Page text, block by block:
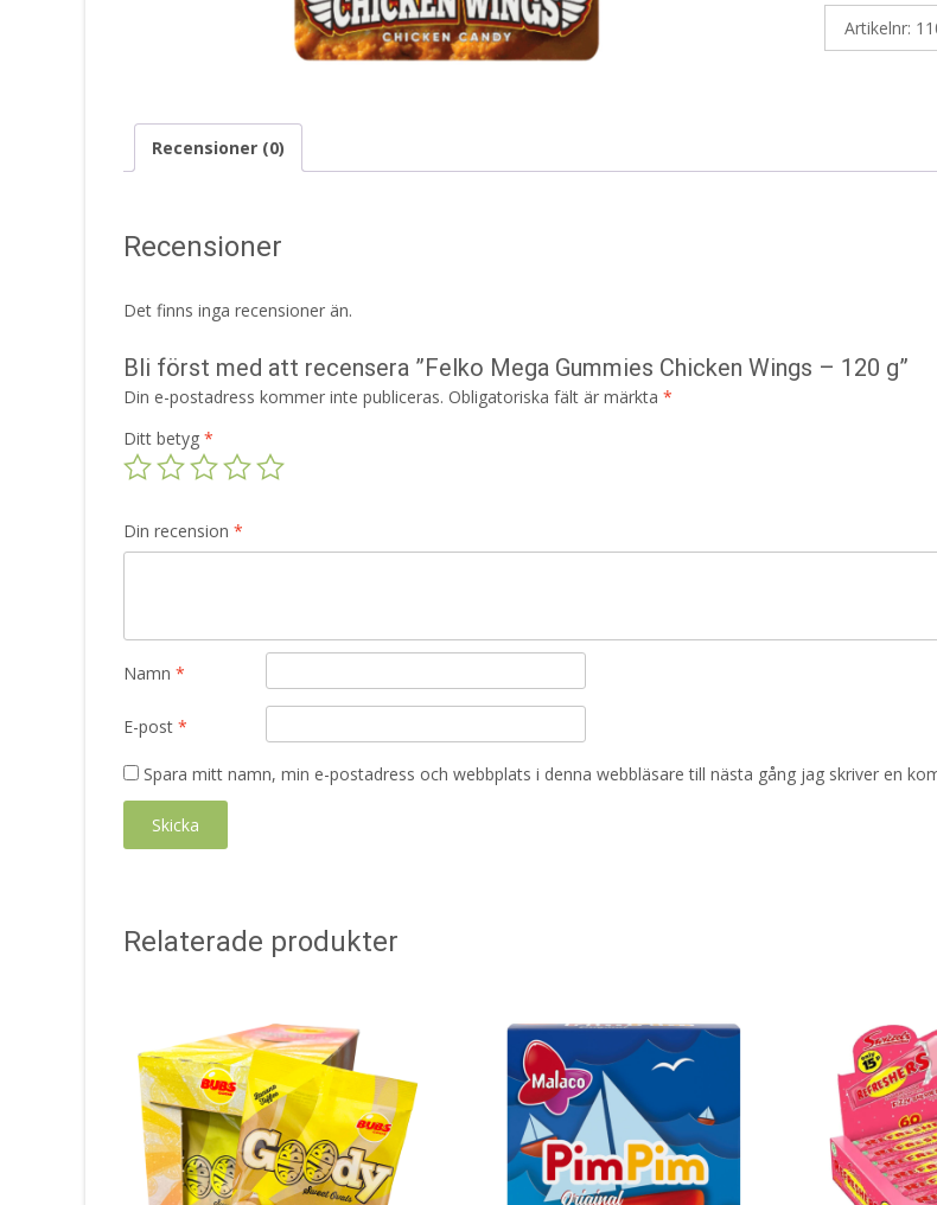
Artikelnr:
Recensioner (0)
Recensioner
Det finns inga recensioner än.
Bli först med att recensera ”Felko Mega Gummies Chicken Wings – 120 g”
Din e-postadress kommer inte publiceras. Obligatoriska fält är märkta *
Ditt betyg *
Din recension *
Namn *
E-post *
Spara mitt namn, min e-postadress och webbplats i denna webbläsare till nästa gång jag skriver en
Relaterade produkter